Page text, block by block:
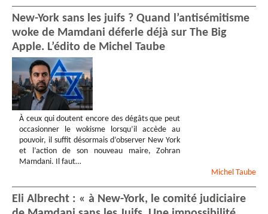
New-York sans les juifs ? Quand l’antisémitisme
woke de Mamdani déferle déjà sur The Big
Apple. L’édito de Michel Taube
À ceux qui doutent encore des dégâts que peut
occasionner le wokisme lorsqu’il accède au
pouvoir, il suffit désormais d’observer New York
et l’action de son nouveau maire, Zohran
Mamdani. Il faut…
Michel Taube
Eli Albrecht : « à New-York, le comité judiciaire